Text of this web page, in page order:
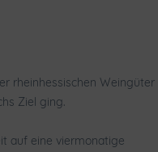
rheinhessischen Weingüter
Ziel ging.
auf eine viermonatige